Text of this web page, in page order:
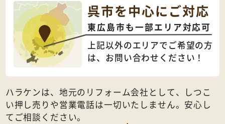
呉市を中心にご対応
東広島市も一部エリア対応可
上記以外のエリアでご希望の方
は、 お問い合わせください！
ハラケンは、地元のリフォーム会社として、しつこ
い押し売りや営業電話は一切いたしません。安心し
てご相談ください。